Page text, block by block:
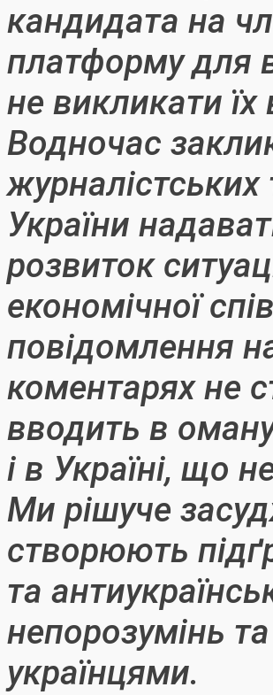
кандидата на
платформу для
не викликати
Водночас
України
розвиток
економічної
повідомлення
коментарях не
вводить в
і в Україні, що
Ми рішуче
створюють
та
непорозумінь
українцями.